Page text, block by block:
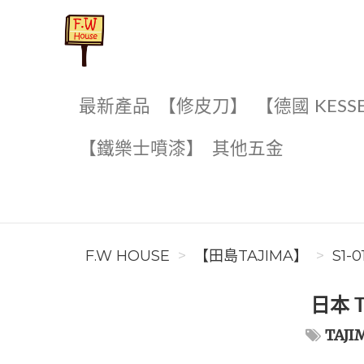
最新產品 【修皮刀】 【德國
【鐵樂士噴漆】 其他五金
F.W HOUSE 【田島TAJIMA】 S1-
日本